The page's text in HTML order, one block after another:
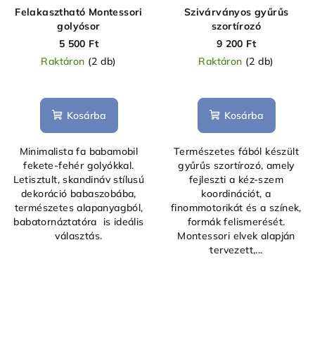
Felakasztható Montessori
golyósor
5 500 Ft
Raktáron (2 db)
Kosárba
Minimalista fa babamobil
fekete-fehér golyókkal.
Letisztult, skandináv stílusú
dekoráció babaszobába,
természetes alapanyagból,
babatornáztatóra is ideális
választás.
Szivárványos gyűrűs
szortírozó
9 200 Ft
Raktáron (2 db)
Kosárba
Természetes fából készült
gyűrűs szortírozó, amely
fejleszti a kéz-szem
koordinációt, a
finommotorikát és a színek,
formák felismerését.
Montessori elvek alapján
tervezett,...